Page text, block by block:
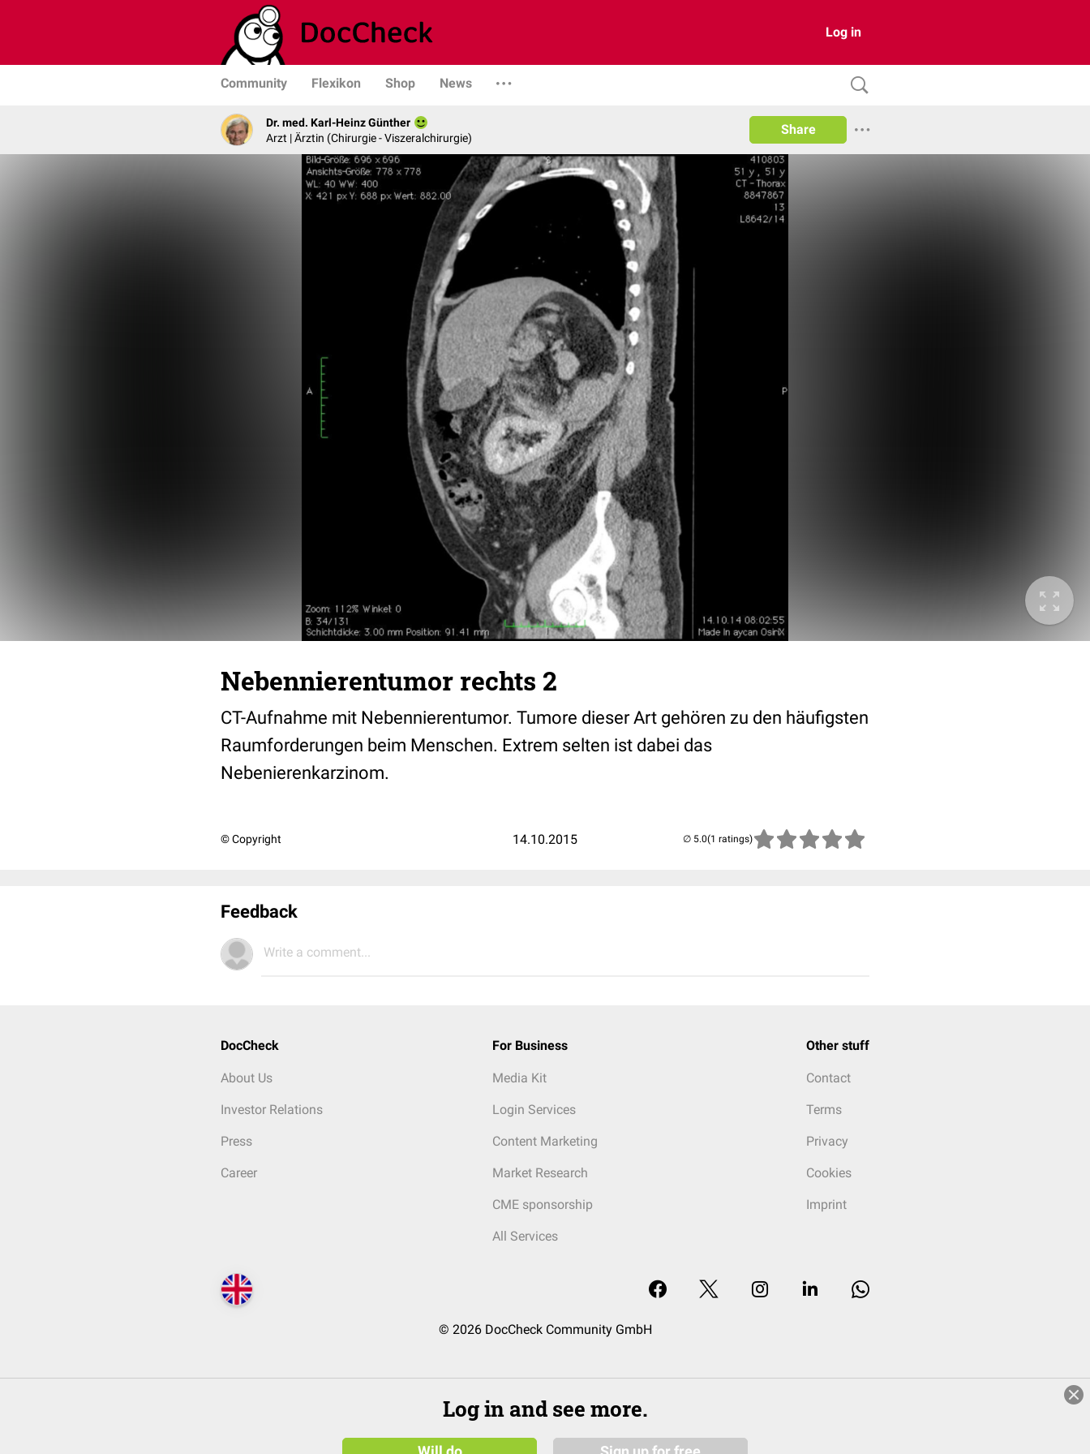
Log in
Community Flexikon Shop News
Dr. med. Karl-Heinz Günther
Arzt | Ärztin (Chirurgie - Viszeralchirurgie)
Share
Nebennierentumor rechts 2
CT-Aufnahme mit Nebennierentumor. Tumore dieser Art gehören zu den häufigsten
Raumforderungen beim Menschen. Extrem selten ist dabei das
Nebenierenkarzinom.
© Copyright 14.10.2015 (1 ratings)
Feedback
Write a comment...
DocCheck
About Us
Investor Relations
Press
Career
For Business
Media Kit
Login Services
Content Marketing
Market Research
CME sponsorship
All Services
Other stuff
Contact
Terms
Privacy
Cookies
Imprint
© 2026 DocCheck Community GmbH
Log in and see more.